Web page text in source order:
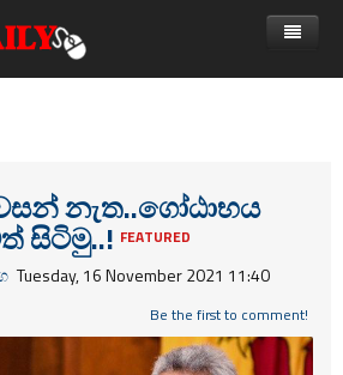
නැත..ගෝඨාභය
සිටිමු..! FEATURED
Tuesday, 16 November 2021 11:40
Be the first to comment!